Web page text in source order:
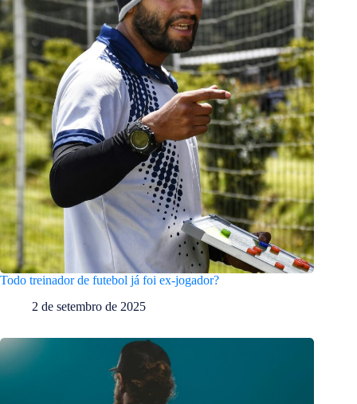
Todo treinador de futebol já foi ex-jogador?
2 de setembro de 2025